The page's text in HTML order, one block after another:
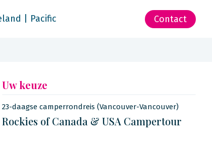
| Pacific Contact
Uw keuze
23-daagse camperrondreis (Vancouver-Vancouver)
Rockies of Canada & USA Campertour